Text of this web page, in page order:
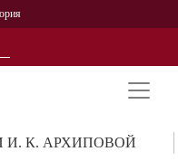
Персоналии
История
К. АРХИПОВОЙ